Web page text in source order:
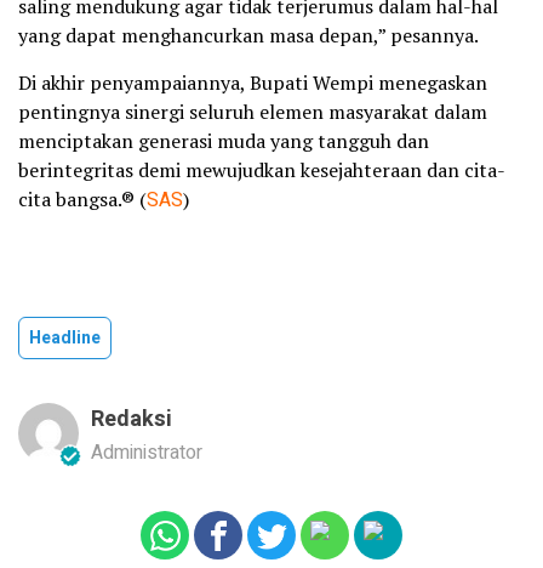
saling mendukung agar tidak terjerumus dalam hal-hal
yang dapat menghancurkan masa depan,” pesannya.
Di akhir penyampaiannya, Bupati Wempi menegaskan
pentingnya sinergi seluruh elemen masyarakat dalam
menciptakan generasi muda yang tangguh dan
berintegritas demi mewujudkan kesejahteraan dan cita-
cita bangsa.® (SAS)
Headline
Redaksi
Administrator